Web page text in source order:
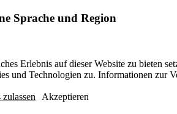
Sprache und Region
Erlebnis auf dieser Website zu bieten
und Technologien zu. Informationen zur
Akzeptieren